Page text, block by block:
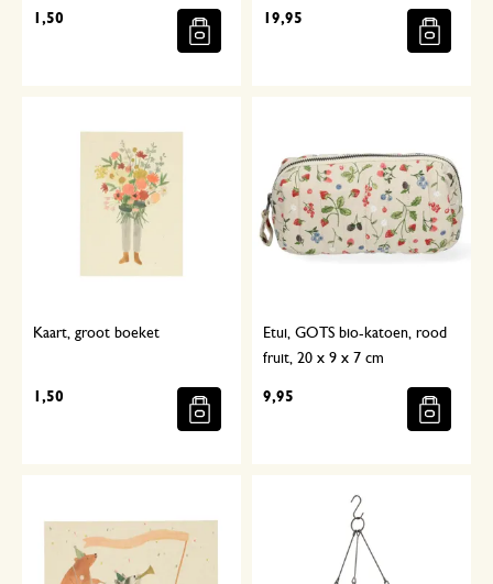
1,50 19,95
Kaart, groot boeket
1,50
Etui, GOTS bio-katoen, rood
fruit, 20 x 9 x 7 cm
9,95